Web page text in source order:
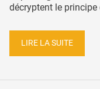
décryptent le principe
LIRE LA SUITE